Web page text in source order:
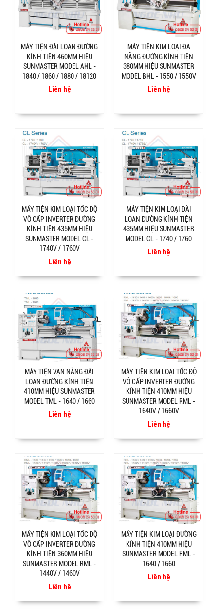
MÁY TIỆN ĐÀI LOAN ĐƯỜNG
KÍNH TIỆN 460MM HIỆU
SUNMASTER MODEL AHL -
1840 / 1860 / 1880 / 18120
Liên hệ
MÁY TIỆN KIM LOẠI ĐA
NĂNG ĐƯỜNG KÍNH TIỆN
380MM HIỆU SUNMASTER
MODEL BHL - 1550 / 1550V
Liên hệ
MÁY TIỆN KIM LOẠI TỐC ĐỘ
VÔ CẤP INVERTER ĐƯỜNG
KÍNH TIỆN 435MM HIỆU
SUNMASTER MODEL CL -
1740V / 1760V
Liên hệ
MÁY TIỆN KIM LOẠI ĐÀI
LOAN ĐƯỜNG KÍNH TIỆN
435MM HIỆU SUNMASTER
MODEL CL - 1740 / 1760
Liên hệ
MÁY TIỆN VẠN NĂNG ĐÀI
LOAN ĐƯỜNG KÍNH TIỆN
410MM HIỆU SUNMASTER
MODEL TML - 1640 / 1660
Liên hệ
MÁY TIỆN KIM LOẠI TỐC ĐỘ
VÔ CẤP INVERTER ĐƯỜNG
KÍNH TIỆN 410MM HIỆU
SUNMASTER MODEL RML -
1640V / 1660V
Liên hệ
MÁY TIỆN KIM LOẠI TỐC ĐỘ
VÔ CẤP INVERTER ĐƯỜNG
KÍNH TIỆN 360MM HIỆU
SUNMASTER MODEL RML -
1440V / 1460V
Liên hệ
MÁY TIỆN KIM LOẠI ĐƯỜNG
KÍNH TIỆN 410MM HIỆU
SUNMASTER MODEL RML -
1640 / 1660
Liên hệ